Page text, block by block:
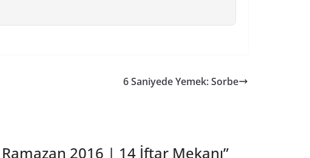
6 Saniyede Yemek: Sorbe
2016 | 14 İftar Mekanı”